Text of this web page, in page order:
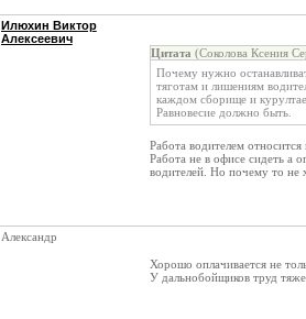
Илюхин Виктор
Алексеевич
Цитата (Соколова Ксения
Почему нужно
тяготам и лишениям
каждом сборище и
Равновесие должно быть.
Работа водителем
Работа не в офисе сидеть а
водителей. Но почему то не
Александр
Хорошо оплачивается не
У дальнобойщиков труд